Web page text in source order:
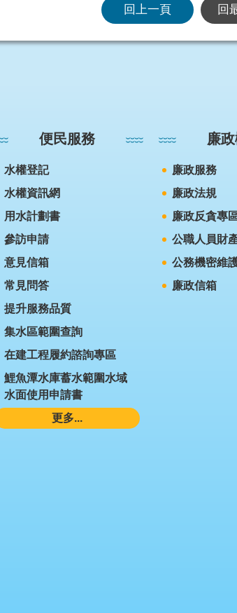
回上一頁 回
便民服務
水權登記
水權資訊網
用水計劃書
參訪申請
意見信箱
常見問答
提升服務品質
集水區範圍查詢
在建工程履約諮詢專區
鯉魚潭水庫蓄水範圍水域
水面使用申請書
更多...
廉
廉政服務
廉政法規
廉政反貪專
公職人員財
公務機密維
廉政信箱